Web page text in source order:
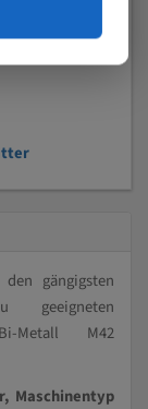
gängigsten
geeigneten
Metall M42
Maschinentyp